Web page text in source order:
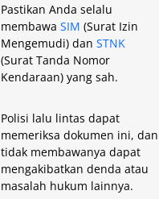
Pastikan Anda selalu
membawa SIM (Surat Izin
Mengemudi) dan STNK
(Surat Tanda Nomor
Kendaraan) yang sah.
Polisi lalu lintas dapat
memeriksa dokumen ini, dan
tidak membawanya dapat
mengakibatkan denda atau
masalah hukum lainnya.